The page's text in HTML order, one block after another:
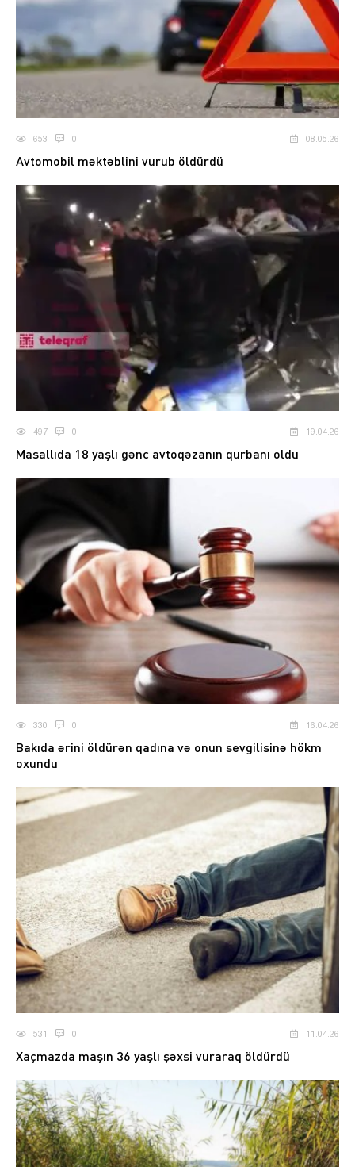
653 0 08.05.26
Avtomobil məktəblini vurub öldürdü
497 0 19.04.26
Masallıda 18 yaşlı gənc avtoqəzanın qurbanı oldu
330 0 16.04.26
Bakıda ərini öldürən qadına və onun sevgilisinə hökm
oxundu
531 0 11.04.26
Xaçmazda maşın 36 yaşlı şəxsi vuraraq öldürdü